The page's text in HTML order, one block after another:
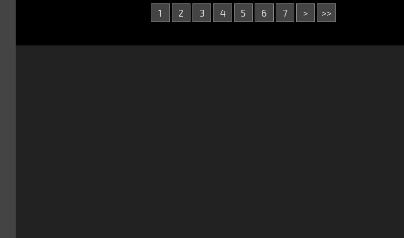
1 2 3 4 5 6 7 > >>